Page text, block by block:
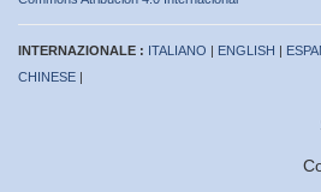
INTERNAZIONALE : ITALIANO | ENGLISH |
CHINESE |